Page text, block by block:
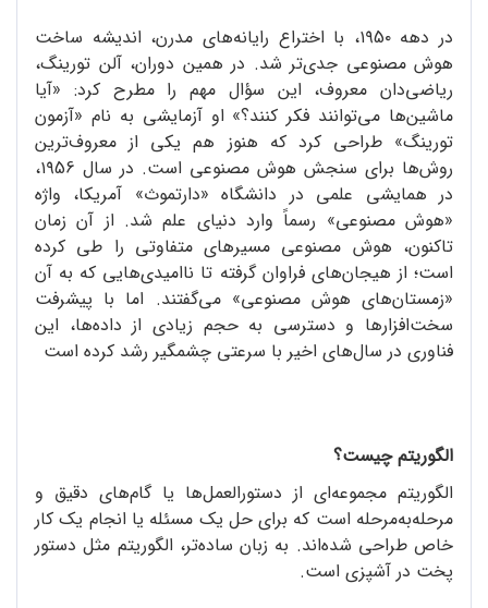
در دهه ۱۹5۰، با اختراع رایانه‌های مدرن، اندیشه ساخت
هوش مصنوعی جدی‌تر شد. در همین دوران، آلن تورینگ،
ریاضی‌دان معروف، این سؤال مهم را مطرح کرد: «آیا
ماشین‌ها می‌توانند فکر کنند؟» او آزمایشی به نام «آزمون
تورینگ» طراحی کرد که هنوز هم یکی از معروف‌ترین
روش‌ها برای سنجش هوش مصنوعی است. در سال ۱۹56،
در همایشی علمی در دانشگاه «دارتموث» آمریکا، واژه
«هوش مصنوعی» رسماً وارد دنیای علم شد. از آن زمان
تاکنون، هوش مصنوعی مسیرهای متفاوتی را طی کرده
است؛ از هیجان‌های فراوان گرفته تا ناامیدی‌هایی که به آن
«زمستان‌های هوش مصنوعی» می‌گفتند. اما با پیشرفت
سخت‌افزارها و دسترسی به حجم زیادی از داده‌ها، این
فناوری در سال‌های اخیر با سرعتی چشمگیر رشد کرده است
الگوریتم چیست؟
الگوریتم مجموعه‌ای از دستورالعمل‌ها یا گام‌های دقیق و
مرحله‌به‌مرحله است که برای حل یک مسئله یا انجام یک کار
خاص طراحی شده‌اند. به زبان ساده‌تر، الگوریتم مثل دستور
پخت در آشپزی است.